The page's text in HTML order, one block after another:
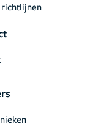
richtlijnen